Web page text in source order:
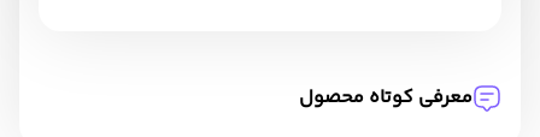
معرفی کوتاه محصول